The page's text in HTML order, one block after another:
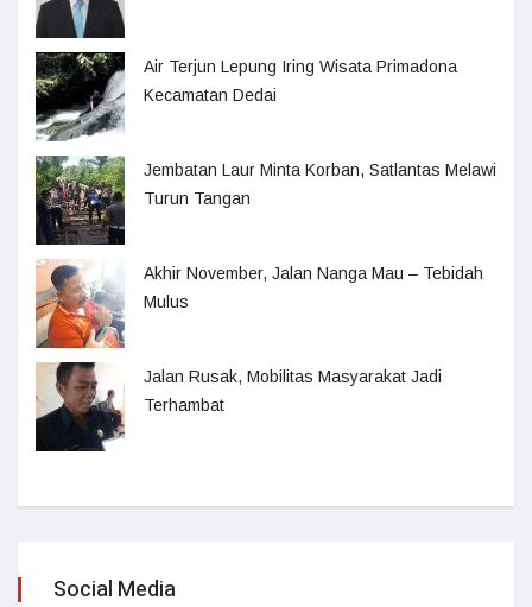
Air Terjun Lepung Iring Wisata Primadona
Kecamatan Dedai
Jembatan Laur Minta Korban, Satlantas Melawi
Turun Tangan
Akhir November, Jalan Nanga Mau – Tebidah
Mulus
Jalan Rusak, Mobilitas Masyarakat Jadi
Terhambat
Social Media